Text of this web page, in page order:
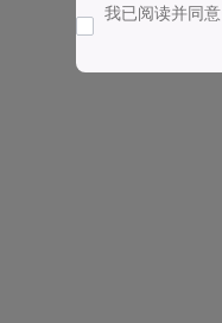
我已阅读并同意